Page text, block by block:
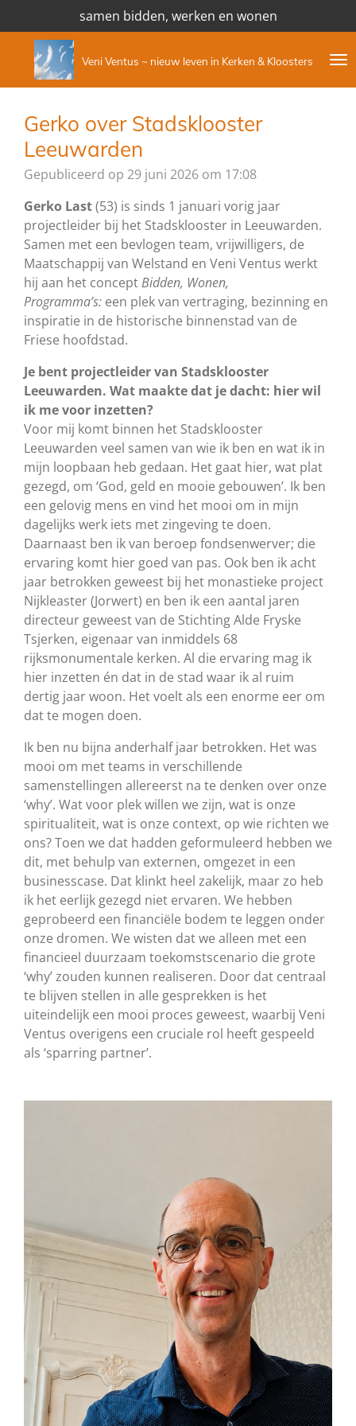
direct
Veni Ventus ~ nieuw leven in Kerken & Kloosters
samen bidden, werken en wonen
Gerko over Stadsklooster
Leeuwarden
Gepubliceerd op 29 juni 2026 om 17:08
Gerko Last(53) is sinds 1 januari vorig jaar
projectleider bij het Stadsklooster in Leeuwarden.
Samen met een bevlogen team, vrijwilligers, de
Maatschappij van Welstand en Veni Ventus werkt
hij aan het conceptBidden, Wonen,
Programma’s: een plek van vertraging, bezinning en
inspiratie in de historische binnenstad van de
Friese hoofdstad.
Je bent projectleider van Stadsklooster
Leeuwarden. Wat maakte dat je dacht: hier wil
ik me voor inzetten?
Voor mij komt binnen het Stadsklooster
Leeuwarden veel samen van wie ik ben en wat ik in
mijn loopbaan heb gedaan. Het gaat hier, wat plat
gezegd, om ‘God, geld en mooie gebouwen’. Ik ben
een gelovig mens en vind het mooi om in mijn
dagelijks werk iets met zingeving te doen.
Daarnaast ben ik van beroep fondsenwerver; die
ervaring komt hier goed van pas. Ook ben ik acht
jaar betrokken geweest bij het monastieke project
Nijkleaster (Jorwert) en ben ik een aantal jaren
directeur geweest van de Stichting Alde Fryske
Tsjerken, eigenaar van inmiddels 68
rijksmonumentale kerken. Al die ervaring mag ik
hier inzetten én dat in de stad waar ik al ruim
dertig jaar woon. Het voelt als een enorme eer om
dat te mogen doen.
Ik ben nu bijna anderhalf jaar betrokken. Het was
mooi om met teams in verschillende
samenstellingen allereerst na te denken over onze
‘why’. Wat voor plek willen we zijn, wat is onze
spiritualiteit, wat is onze context, op wie richten we
ons? Toen we dat hadden geformuleerd hebben we
dit, met behulp van externen, omgezet in een
businesscase. Dat klinkt heel zakelijk, maar zo heb
ik het eerlijk gezegd niet ervaren. We hebben
geprobeerd een financiële bodem te leggen onder
onze dromen. We wisten dat we alleen met een
financieel duurzaam toekomstscenario die grote
‘why’ zouden kunnen realiseren. Door dat centraal
te blijven stellen in alle gesprekken is het
uiteindelijk een mooi proces geweest, waarbij Veni
Ventus overigens een cruciale rol heeft gespeeld
als ‘sparring partner’.